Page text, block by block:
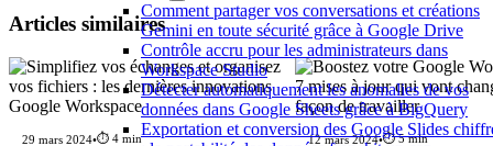
Comment partager vos conversations et créations
Gemini en toute sécurité grâce à Google Drive
Contrôle accru pour les administrateurs dans
Workspace Studio
Détecter automatiquement les anomalies de vos
données dans Google Sheets grâce à BigQuery
Exportation et conversion des Google Slides
Articles similaires
29 mars 2024•⏱️ 4 min 12 mars 2024•⏱️ 5 min